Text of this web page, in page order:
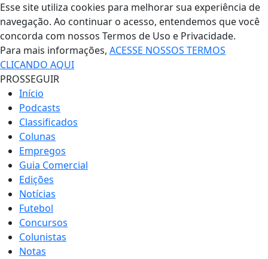
Esse site utiliza cookies para melhorar sua experiência de
navegação. Ao continuar o acesso, entendemos que você
concorda com nossos Termos de Uso e Privacidade.
Para mais informações, ACESSE NOSSOS TERMOS
CLICANDO AQUI
PROSSEGUIR
Início
Podcasts
Classificados
Colunas
Empregos
Guia Comercial
Edições
Notícias
Futebol
Concursos
Colunistas
Notas